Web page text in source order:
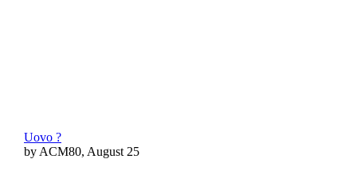
Uovo ?
by ACM80, August 25